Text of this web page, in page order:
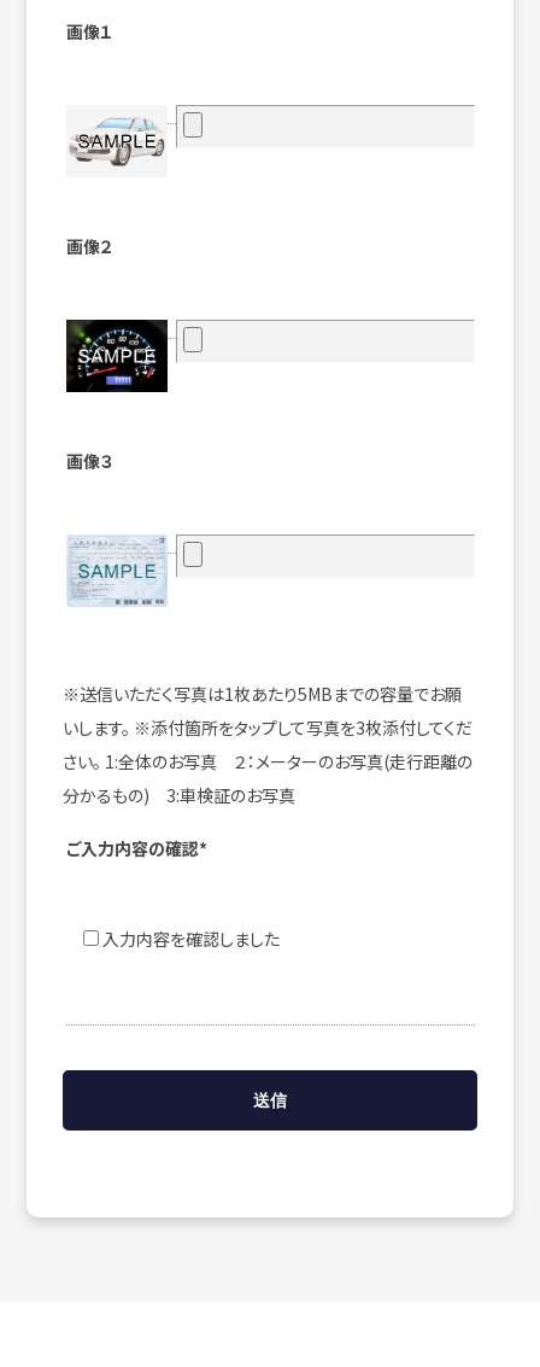
画像１
画像２
画像３
※送信いただく写真は1枚あたり5MBまでの容量でお願
いします。 ※添付箇所をタップして写真を3枚添付してくだ
さい。 1:全体のお写真 ２：メーターのお写真(走行距離の
分かるもの) 3:車検証のお写真
ご入力内容の確認*
入力内容を確認しました